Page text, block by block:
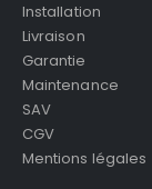
Installation
Livraison
Garantie
Maintenance
SAV
CGV
Mentions légales